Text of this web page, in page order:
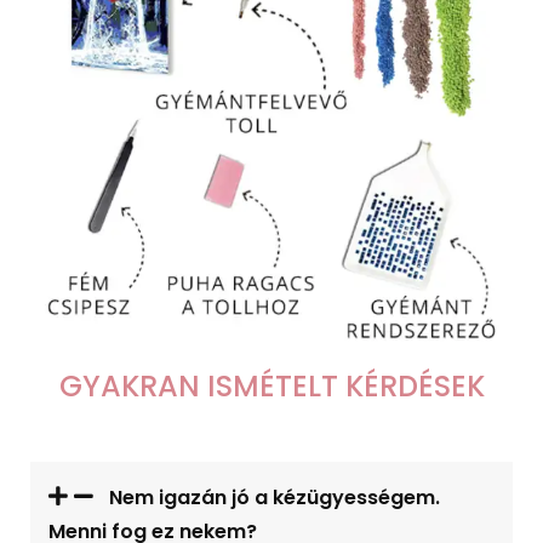
GYAKRAN ISMÉTELT KÉRDÉSEK
Nem igazán jó a kézügyességem.
Menni fog ez nekem?